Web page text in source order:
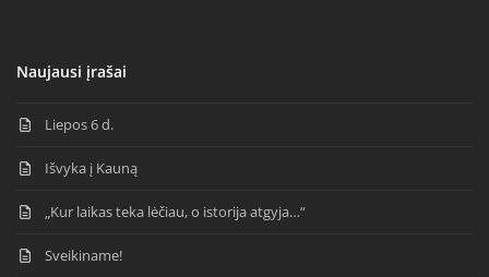
Naujausi įrašai
Liepos 6 d.
Išvyka į Kauną
„Kur laikas teka lėčiau, o istorija atgyja…“
Sveikiname!